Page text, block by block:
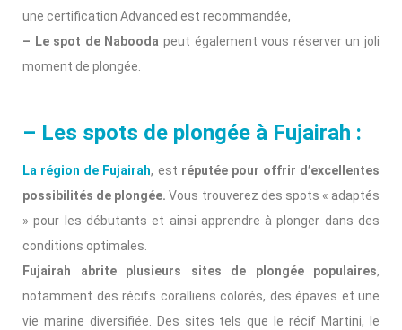
une certification Advanced est recommandée,
– Le spot de Nabooda peut également vous réserver un joli
moment de plongée.
– Les spots de plongée à Fujairah :
La région de Fujairah, est réputée pour offrir d’excellentes
possibilités de plongée. Vous trouverez des spots « adaptés
» pour les débutants et ainsi apprendre à plonger dans des
conditions optimales.
Fujairah abrite plusieurs sites de plongée populaires,
notamment des récifs coralliens colorés, des épaves et une
vie marine diversifiée. Des sites tels que le récif Martini, le